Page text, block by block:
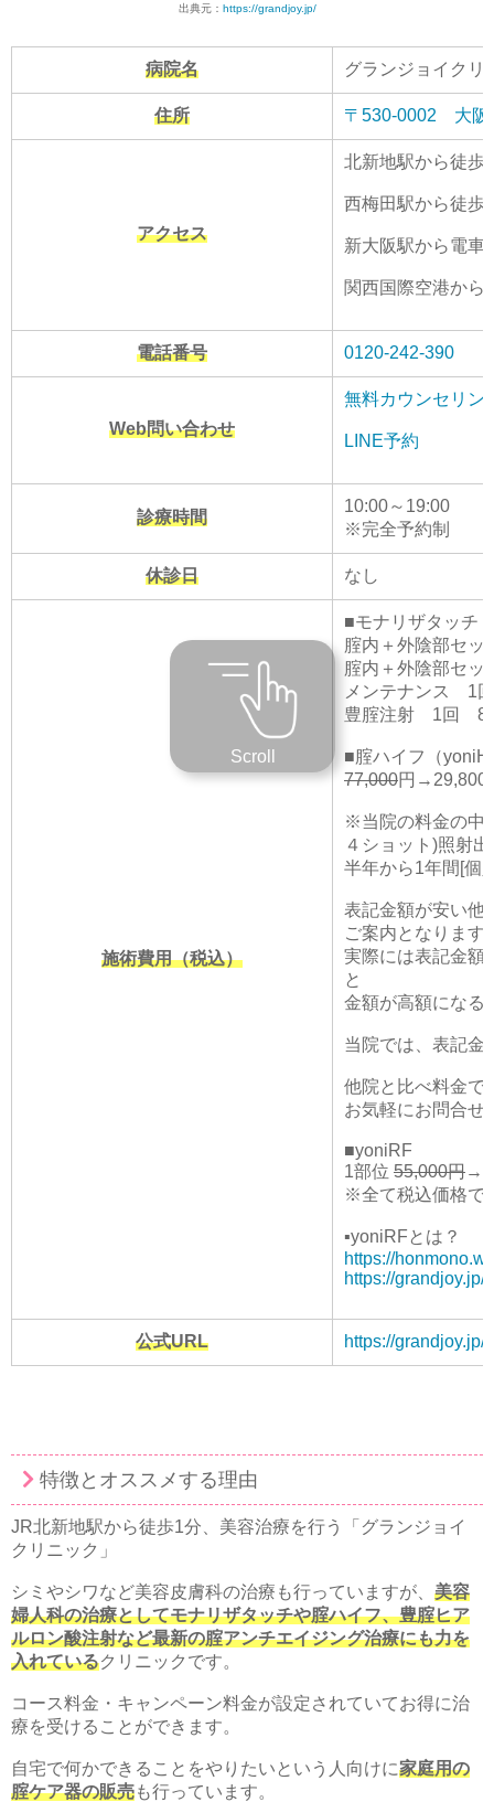
出典元： https://grandjoy.jp/
病院名 グランジョイクリ
住所 〒530-0002 大阪
アクセス
北新地駅から徒歩
西梅田駅から徒歩
新大阪駅から電車
関西国際空港から
電話番号 0120-242-390
Web問い合わせ
無料カウンセリン
LINE予約
診療時間
10:00～19:00
※完全予約制
休診日 なし
施術費用（税込）
■モナリザタッチ
腟内＋外陰部セ
腟内＋外陰部セ
メンテナンス 1
豊腟注射 1回
■腟ハイフ（
77,000円
※当院の料金の中
４ショット)照射
半年から1年間[個
表記金額が安い他
ご案内となります
実際には表記金額
と
金額が高額になる
当院では、表記金
他院と比べ料金で
お気軽にお問合せ
■yoniRF
1部位 55,000円
※全て税込価格で
▪︎yoniRFとは？
https://
https://grandjoy.jp/
公式URL https://grandjoy.jp/
Scroll
特徴とオススメする理由
JR北新地駅から徒歩1分、美容治療を行う「グランジョイ
クリニック」
シミやシワなど美容皮膚科の治療も行っていますが、 美容
婦人科の治療としてモナリザタッチや腟ハイフ、豊腟ヒア
ルロン酸注射など最新の腟アンチエイジング治療にも力を
入れているクリニックです。
コース料金・キャンペーン料金が設定されていてお得に治
療を受けることができます。
自宅で何かできることをやりたいという人向けに家庭用の
腟ケア器の販売も行っています。